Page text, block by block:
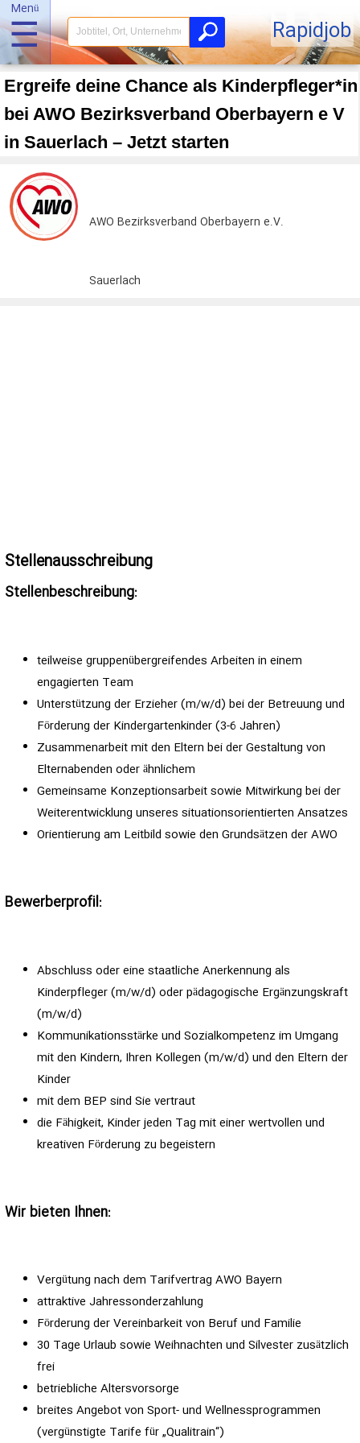
Menü
☰ Rapidjob
Ergreife deine Chance als Kinderpfleger*in
bei AWO Bezirksverband Oberbayern e V
in Sauerlach – Jetzt starten
AWO Bezirksverband Oberbayern e.V.
Sauerlach
Stellenausschreibung
Stellenbeschreibung:
teilweise gruppenübergreifendes Arbeiten in einem
engagierten Team
Unterstützung der Erzieher (m/w/d) bei der Betreuung und
Förderung der Kindergartenkinder (3-6 Jahren)
Zusammenarbeit mit den Eltern bei der Gestaltung von
Elternabenden oder ähnlichem
Gemeinsame Konzeptionsarbeit sowie Mitwirkung bei der
Weiterentwicklung unseres situationsorientierten Ansatzes
Orientierung am Leitbild sowie den Grundsätzen der AWO
Bewerberprofil:
Abschluss oder eine staatliche Anerkennung als
Kinderpfleger (m/w/d) oder pädagogische Ergänzungskraft
(m/w/d)
Kommunikationsstärke und Sozialkompetenz im Umgang
mit den Kindern, Ihren Kollegen (m/w/d) und den Eltern der
Kinder
mit dem BEP sind Sie vertraut
die Fähigkeit, Kinder jeden Tag mit einer wertvollen und
kreativen Förderung zu begeistern
Wir bieten Ihnen:
Vergütung nach dem Tarifvertrag AWO Bayern
attraktive Jahressonderzahlung
Förderung der Vereinbarkeit von Beruf und Familie
30 Tage Urlaub sowie Weihnachten und Silvester zusätzlich
frei
betriebliche Altersvorsorge
breites Angebot von Sport- und Wellnessprogrammen
(vergünstigte Tarife für „Qualitrain“)